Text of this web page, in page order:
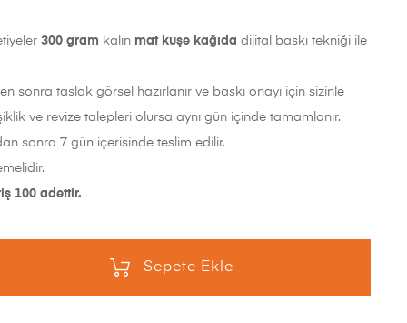
300 gram kalın mat kuşe kağıda dijital baskı tekniği ile
sonra taslak görsel hazırlanır ve baskı onayı için sizinle
ve revize talepleri olursa aynı gün içinde tamamlanır.
sonra 7 gün içerisinde teslim edilir.
100 adettir.
Sepete Ekle